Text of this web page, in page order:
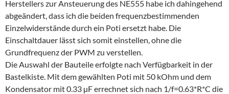
Herstellers zur Ansteuerung des NE555 habe ich dahingehend
abgeändert, dass ich die beiden frequenzbestimmenden
Einzelwiderstände durch ein Poti ersetzt habe. Die
Einschaltdauer lässt sich somit einstellen, ohne die
Grundfrequenz der PWM zu verstellen.
Die Auswahl der Bauteile erfolgte nach Verfügbarkeit in der
Bastelkiste. Mit dem gewählten Poti mit 50 kOhm und dem
Kondensator mit 0.33 µF errechnet sich nach 1/f=0.63*R*C die